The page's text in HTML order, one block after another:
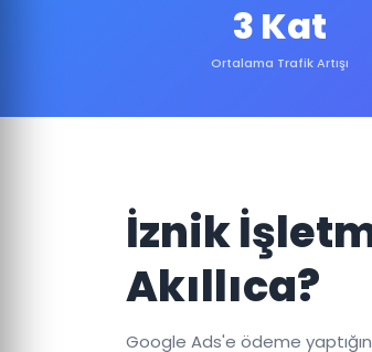
3 Kat
Ortalama Trafik Artışı
İznik
Akıllıca?
Google Ads'e ödeme